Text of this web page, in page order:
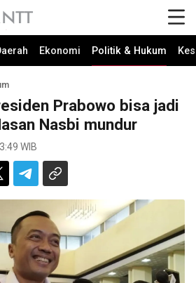
Ekonomi Politik & Hukum
Prabowo bisa jadi
Nasbi mundur
WIB